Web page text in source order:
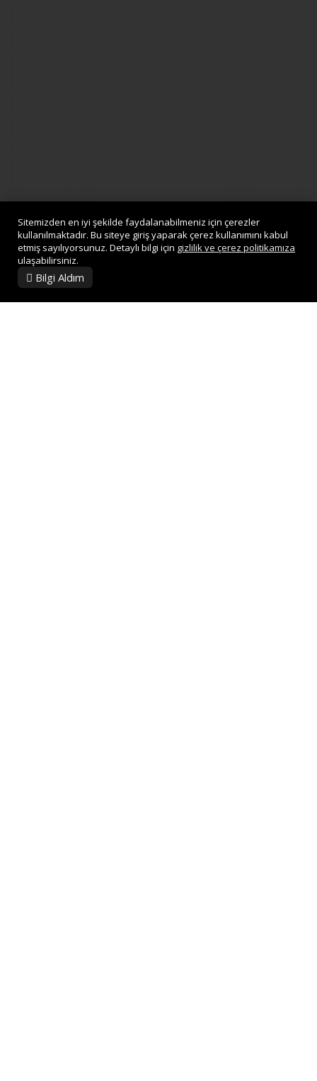
Sitemizden en iyi şekilde faydalanabilmeniz için çerezler
kullanılmaktadır. Bu siteye giriş yaparak çerez kullanımını kabul
etmiş sayılıyorsunuz. Detaylı bilgi için gizlilik ve çerez politikamıza
ulaşabilirsiniz.
Bilgi Aldım